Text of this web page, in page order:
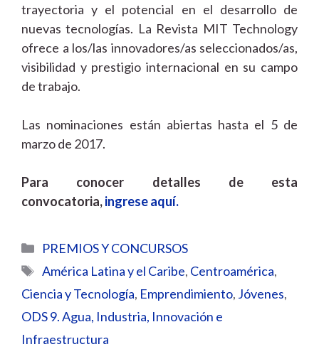
trayectoria y el potencial en el desarrollo de
nuevas tecnologías. La Revista MIT Technology
ofrece a los/las innovadores/as seleccionados/as,
visibilidad y prestigio internacional en su campo
de trabajo.
Las nominaciones están abiertas hasta el 5 de
marzo de 2017.
Para conocer detalles de esta
convocatoria,ingrese aquí.
Categorías
PREMIOS Y CONCURSOS
Etiquetas
América Latina y el Caribe, Centroamérica,
Ciencia y Tecnología, Emprendimiento, Jóvenes,
ODS 9. Agua, Industria, Innovación e
Infraestructura